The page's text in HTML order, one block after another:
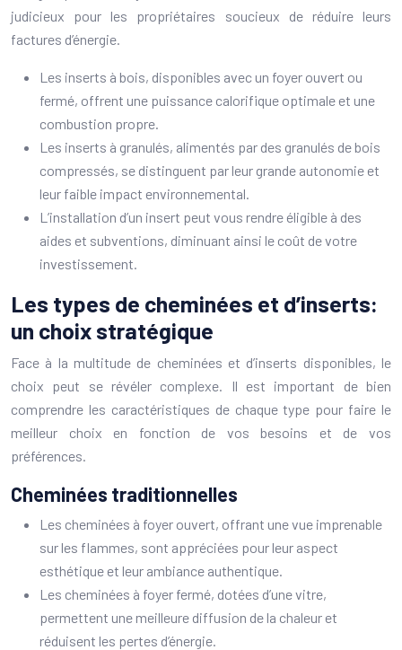
judicieux pour les propriétaires soucieux de réduire leurs
factures d’énergie.
Les inserts à bois, disponibles avec un foyer ouvert ou
fermé, offrent une puissance calorifique optimale et une
combustion propre.
Les inserts à granulés, alimentés par des granulés de bois
compressés, se distinguent par leur grande autonomie et
leur faible impact environnemental.
L’installation d’un insert peut vous rendre éligible à des
aides et subventions, diminuant ainsi le coût de votre
investissement.
Les types de cheminées et d’inserts:
un choix stratégique
Face à la multitude de cheminées et d’inserts disponibles, le
choix peut se révéler complexe. Il est important de bien
comprendre les caractéristiques de chaque type pour faire le
meilleur choix en fonction de vos besoins et de vos
préférences.
Cheminées traditionnelles
Les cheminées à foyer ouvert, offrant une vue imprenable
sur les flammes, sont appréciées pour leur aspect
esthétique et leur ambiance authentique.
Les cheminées à foyer fermé, dotées d’une vitre,
permettent une meilleure diffusion de la chaleur et
réduisent les pertes d’énergie.